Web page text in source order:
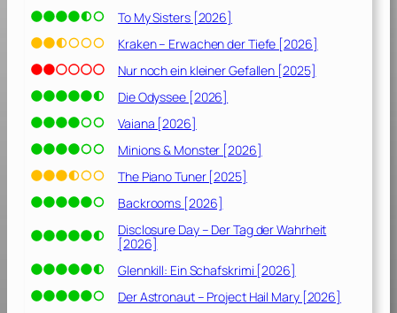
To My Sisters [2026]
Kraken – Erwachen der Tiefe [2026]
Nur noch ein kleiner Gefallen [2025]
Die Odyssee [2026]
Vaiana [2026]
Minions & Monster [2026]
The Piano Tuner [2025]
Backrooms [2026]
Disclosure Day – Der Tag der Wahrheit
[2026]
Glennkill: Ein Schafskrimi [2026]
Der Astronaut – Project Hail Mary [2026]